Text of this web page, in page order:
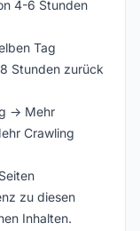
4-6 Stunden
Tag
Stunden zurück
→ Mehr
Crawling
zu diesen
Inhalten.